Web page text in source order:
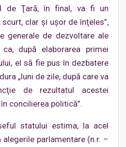
de Ţară, în final, va fi un
clar şi uşor de înţeles”,
generale de dezvoltare ale
ca, după elaborarea primei
el să fie pus în dezbatere
„luni de zile, după care va
de rezultatul acestei
concilierea politică”.
statului estima, la acel
alegerile parlamentare (n.r. –